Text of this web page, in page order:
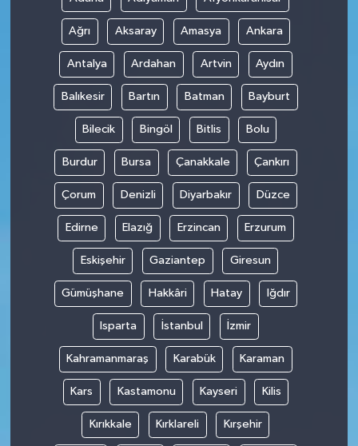
Ağrı Aksaray Amasya Ankara
Antalya Ardahan Artvin Aydın
Balıkesir Bartın Batman Bayburt
Bilecik Bingöl Bitlis Bolu
Burdur Bursa Çanakkale Çankırı
Çorum Denizli Diyarbakır Düzce
Edirne Elazığ Erzincan Erzurum
Eskişehir Gaziantep Giresun
Gümüşhane Hakkâri Hatay Iğdır
Isparta İstanbul İzmir
Kahramanmaraş Karabük Karaman
Kars Kastamonu Kayseri Kilis
Kırıkkale Kırklareli Kırşehir